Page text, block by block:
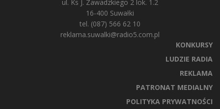
ul. Ks J. Zawadzkiego 2 lok. 1.2
16-400 Suwałki
tel. (087) 566 62 10
reklama.suwalki@radio5.com.pl
KONKURSY
LUDZIE RADIA
REKLAMA
PATRONAT MEDIALNY
POLITYKA PRYWATNOŚCI